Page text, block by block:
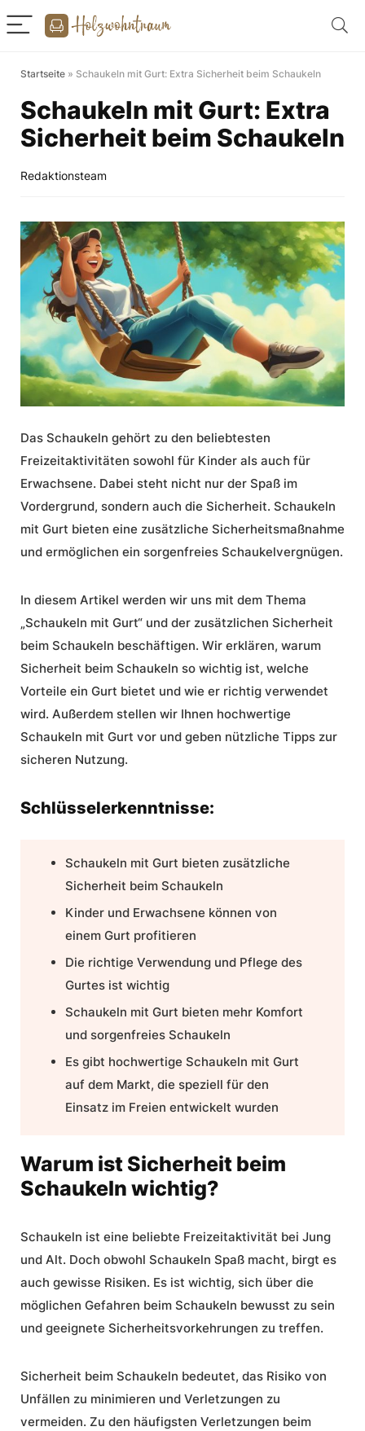
Startseite » Schaukeln mit Gurt: Extra Sicherheit beim Schaukeln
Schaukeln mit Gurt: Extra
Sicherheit beim Schaukeln
Redaktionsteam
Das Schaukeln gehört zu den beliebtesten
Freizeitaktivitäten sowohl für Kinder als auch für
Erwachsene. Dabei steht nicht nur der Spaß im
Vordergrund, sondern auch die Sicherheit. Schaukeln
mit Gurt bieten eine zusätzliche Sicherheitsmaßnahme
und ermöglichen ein sorgenfreies Schaukelvergnügen.
In diesem Artikel werden wir uns mit dem Thema
„Schaukeln mit Gurt“ und der zusätzlichen Sicherheit
beim Schaukeln beschäftigen. Wir erklären, warum
Sicherheit beim Schaukeln so wichtig ist, welche
Vorteile ein Gurt bietet und wie er richtig verwendet
wird. Außerdem stellen wir Ihnen hochwertige
Schaukeln mit Gurt vor und geben nützliche Tipps zur
sicheren Nutzung.
Schlüsselerkenntnisse:
Schaukeln mit Gurt bieten zusätzliche
Sicherheit beim Schaukeln
Kinder und Erwachsene können von
einem Gurt profitieren
Die richtige Verwendung und Pflege des
Gurtes ist wichtig
Schaukeln mit Gurt bieten mehr Komfort
und sorgenfreies Schaukeln
Es gibt hochwertige Schaukeln mit Gurt
auf dem Markt, die speziell für den
Einsatz im Freien entwickelt wurden
Warum ist Sicherheit beim
Schaukeln wichtig?
Schaukeln ist eine beliebte Freizeitaktivität bei Jung
und Alt. Doch obwohl Schaukeln Spaß macht, birgt es
auch gewisse Risiken. Es ist wichtig, sich über die
möglichen Gefahren beim Schaukeln bewusst zu sein
und geeignete Sicherheitsvorkehrungen zu treffen.
Sicherheit beim Schaukeln bedeutet, das Risiko von
Unfällen zu minimieren und Verletzungen zu
vermeiden. Zu den häufigsten Verletzungen beim